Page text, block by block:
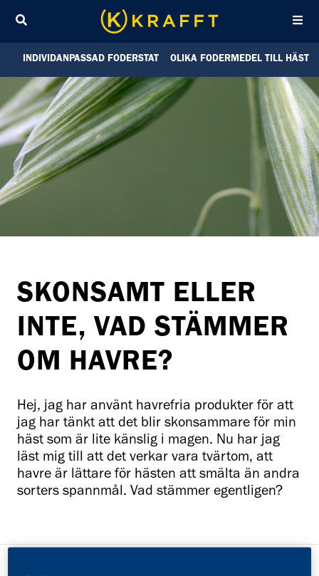
INDIVIDANPASSAD FODERSTAT OLIKA FODERMEDEL TILL HÄST
SKONSAMT ELLER
INTE, VAD STÄMMER
OM HAVRE?
Hej, jag har använt havrefria produkter för att
jag har tänkt att det blir skonsammare för min
häst som är lite känslig i magen. Nu har jag
läst mig till att det verkar vara tvärtom, att
havre är lättare för hästen att smälta än andra
sorters spannmål. Vad stämmer egentligen?